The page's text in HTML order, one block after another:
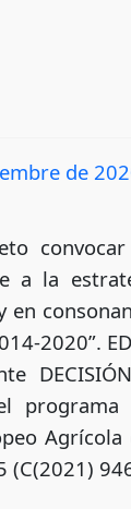
de
a la
2020”.
(C(2021)